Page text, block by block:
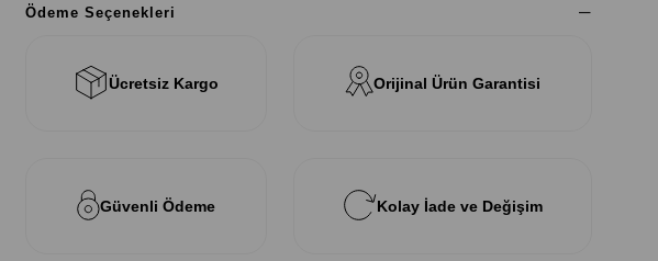
Ödeme Seçenekleri
Ücretsiz Kargo Orijinal Ürün Garantisi
Güvenli Ödeme Kolay İade ve Değişim